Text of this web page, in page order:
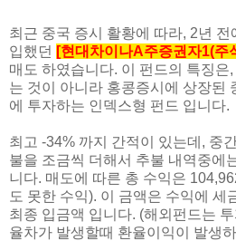
최근 중국 증시 활황에 따라, 2년
입했던 [현대차이나A주증권자1(주
매도 하였습니다. 이 펀드의 특징은
는 것이 아니라 홍콩증시에 상장된
에 투자하는 인덱스형 펀드 입니다.
최고 -34% 까지 간적이 있는데, 중
불을 조금씩 더해서 추불 내역중에
니다. 매도에 따른 총 수익은
도 못한 수익). 이 금액은 수익에 세
최종 입금액 입니다. (해외펀드는
율차가 발생할때 환율이익이 발생